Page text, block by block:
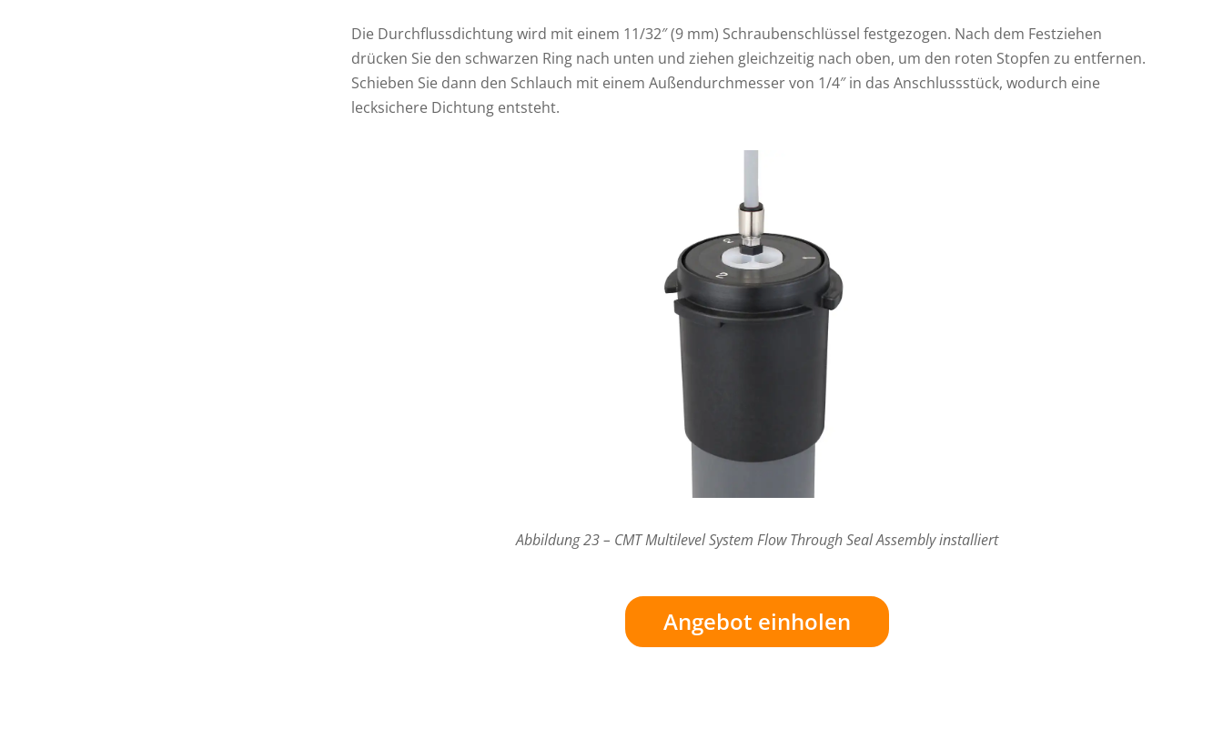
Die Durchflussdichtung wird mit einem 11/32″ (9 mm) Schraubenschlüssel festgezogen. Nach dem Festziehen
drücken Sie den schwarzen Ring nach unten und ziehen gleichzeitig nach oben, um den roten Stopfen zu entfernen.
Schieben Sie dann den Schlauch mit einem Außendurchmesser von 1/4″ in das Anschlussstück, wodurch eine
lecksichere Dichtung entsteht.
Abbildung 23 – CMT Multilevel System Flow Through Seal Assembly installiert
Angebot einholen